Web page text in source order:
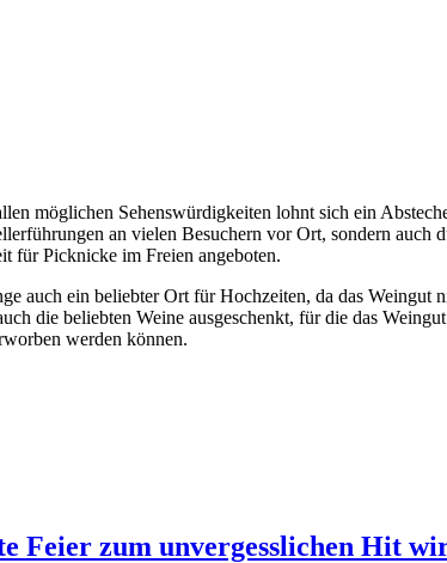
möglichen Sehenswürdigkeiten lohnt sich ein
an vielen Besuchern vor Ort, sondern
für Picknicke im Freien angeboten.
auch ein beliebter Ort für Hochzeiten, da das
die beliebten Weine ausgeschenkt, für die das
werden können.
Feier zum unvergesslichen Hit